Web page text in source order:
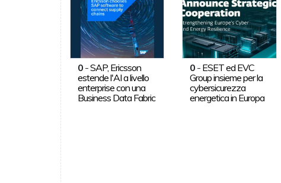
0-SAP, Ericsson
estende l'AI a livello
enterprise con una
Business Data Fabric
0 - ESET ed EVC
Group insieme per la
cybersicurezza
energetica in Europa